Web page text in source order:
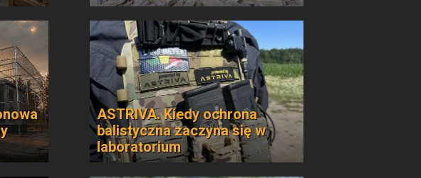
ASTRIVA. Kiedy ochrona
balistyczna zaczyna się w
laboratorium